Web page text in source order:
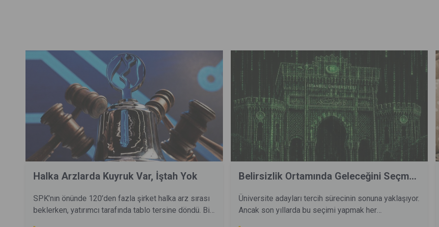
Halka Arzlarda Kuyruk Var, İştah Yok
SPK’nın önünde 120’den fazla şirket halka arz sırası
beklerken, yatırımcı tarafında tablo tersine döndü. Bir
Belirsizlik Ortamında Geleceğini Seçm...
Üniversite adayları tercih sürecinin sonuna yaklaşıyor.
Ancak son yıllarda bu seçimi yapmak her